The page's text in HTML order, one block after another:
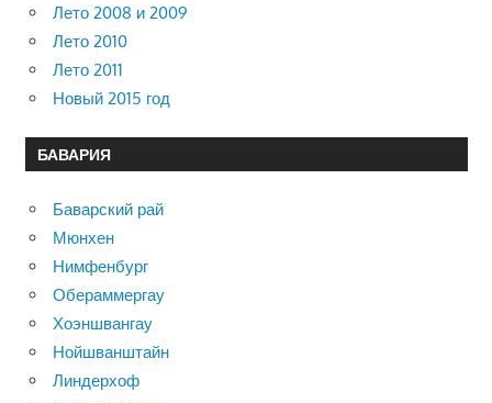
Лето 2008 и 2009
Лето 2010
Лето 2011
Новый 2015 год
БАВАРИЯ
Баварский рай
Мюнхен
Нимфенбург
Обераммергау
Хоэншвангау
Нойшванштайн
Линдерхоф